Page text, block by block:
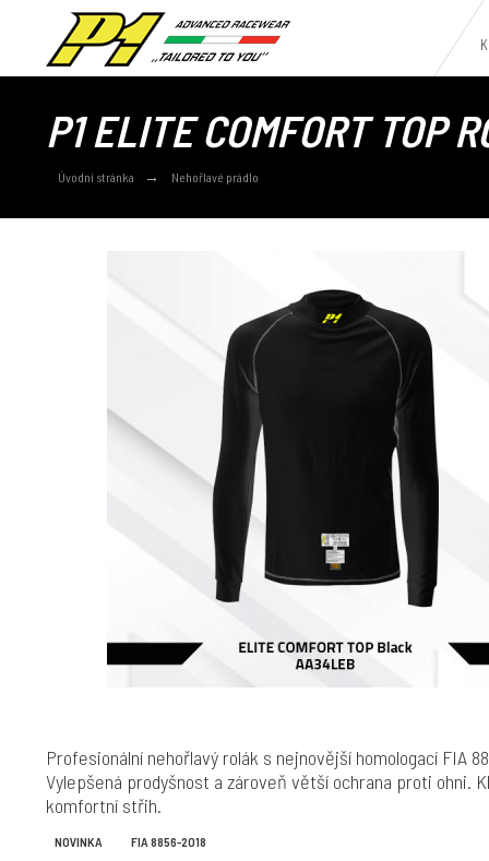
P1 ELITE COMFORT TOP
Úvodní stránka Nehořlavé prádlo
Profesionální nehořlavý rolák s nejnovější homologací FIA
Vylepšená prodyšnost a zároveň větší ochrana proti ohni.
komfortní střih.
NOVINKA FIA 8856-2018